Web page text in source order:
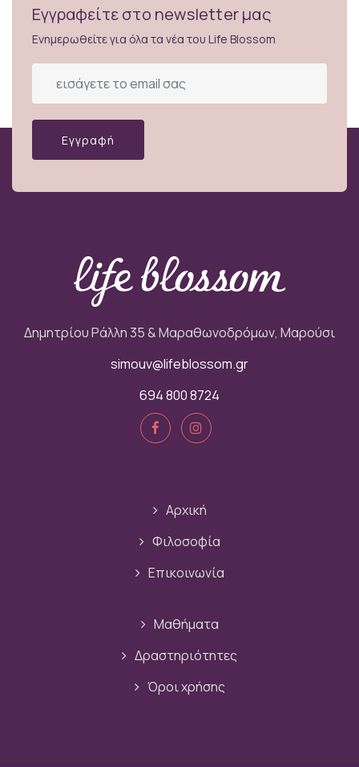
Εγγραφείτε στο newsletter μας
Ενημερωθείτε για όλα τα νέα του Life Blossom
Εγγραφή
Δημητρίου Ράλλη 35 & Μαραθωνοδρόμων, Μαρούσι
simouv@lifeblossom.gr
694 800 8724
Αρχική
Φιλοσοφία
Επικοινωνία
Μαθήματα
Δραστηριότητες
Όροι χρήσης